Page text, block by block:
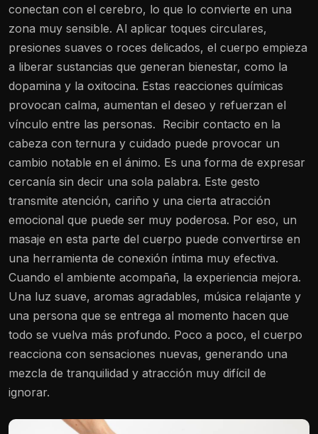
conectan con el cerebro, lo que lo convierte en una
zona muy sensible. Al aplicar toques circulares,
presiones suaves o roces delicados, el cuerpo empieza
a liberar sustancias que generan bienestar, como la
dopamina y la oxitocina. Estas reacciones químicas
provocan calma, aumentan el deseo y refuerzan el
vínculo entre las personas. Recibir contacto en la
cabeza con ternura y cuidado puede provocar un
cambio notable en el ánimo. Es una forma de expresar
cercanía sin decir una sola palabra. Este gesto
transmite atención, cariño y una cierta atracción
emocional que puede ser muy poderosa. Por eso, un
masaje en esta parte del cuerpo puede convertirse en
una herramienta de conexión íntima muy efectiva.
Cuando el ambiente acompaña, la experiencia mejora.
Una luz suave, aromas agradables, música relajante y
una persona que se entrega al momento hacen que
todo se vuelva más profundo. Poco a poco, el cuerpo
reacciona con sensaciones nuevas, generando una
mezcla de tranquilidad y atracción muy difícil de
ignorar.